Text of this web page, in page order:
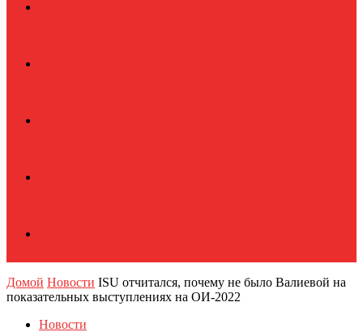
Домой Новости ISU отчитался, почему не было Валиевой на
показательных выступлениях на ОИ-2022
Новости